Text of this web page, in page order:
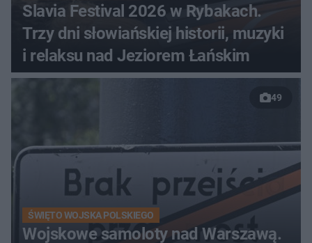
Slavia Festival 2026 w Rybakach.
Trzy dni słowiańskiej historii, muzyki
i relaksu nad Jeziorem Łańskim
49
ŚWIĘTO WOJSKA POLSKIEGO
Wojskowe samoloty nad Warszawą.